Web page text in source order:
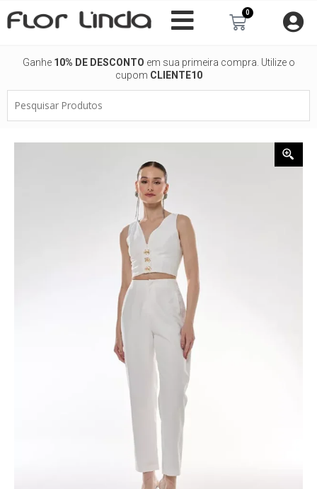
para
0
Carrinho
Ganhe 10% DE DESCONTO em sua primeira compra. Utilize o
cupom CLIENTE10
Produtos